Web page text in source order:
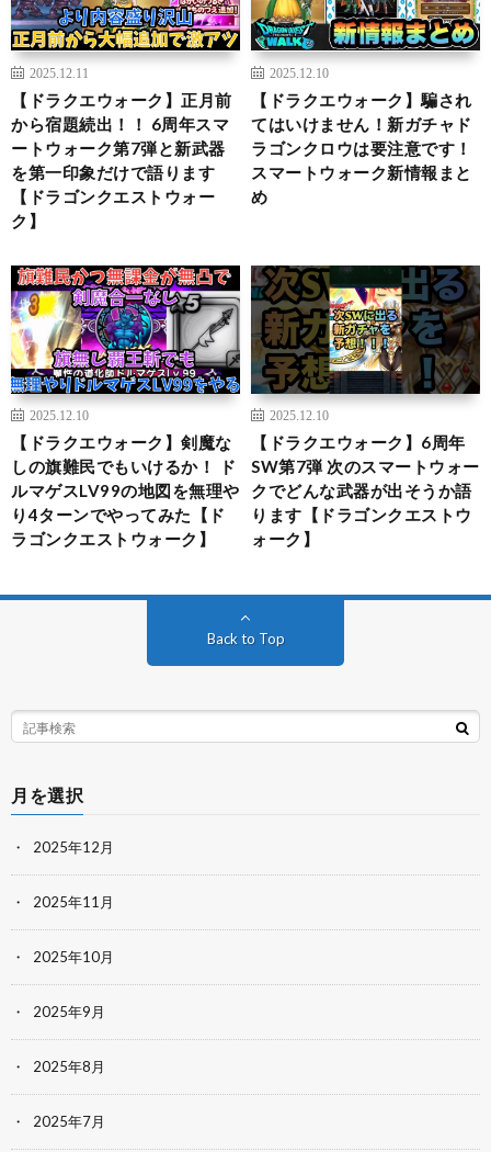
2025.12.11
【ドラクエウォーク】正月前
から宿題続出！！ 6周年スマ
ートウォーク第7弾と新武器
を第一印象だけで語ります
【ドラゴンクエストウォー
ク】
2025.12.10
【ドラクエウォーク】騙され
てはいけません！新ガチャド
ラゴンクロウは要注意です！
スマートウォーク新情報まと
め
2025.12.10
【ドラクエウォーク】剣魔な
しの旗難民でもいけるか！ ド
ルマゲスLV99の地図を無理や
り4ターンでやってみた【ド
ラゴンクエストウォーク】
2025.12.10
【ドラクエウォーク】6周年
SW第7弾 次のスマートウォー
クでどんな武器が出そうか語
ります【ドラゴンクエストウ
ォーク】
Back to Top
月を選択
2025年12月
2025年11月
2025年10月
2025年9月
2025年8月
2025年7月